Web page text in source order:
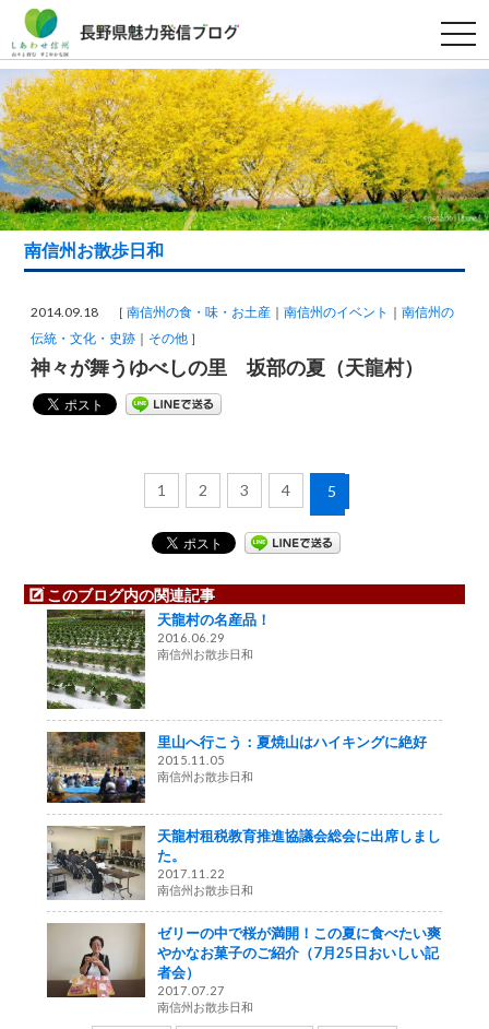
t
o
g
a
v
i
g
a
t
n
南信州お散歩日和
2014.09.18 ［南信州の食・味・お土産 南信州のイベント
南信州の
伝統・文化・史跡
その他 ］
神々が舞うゆべしの里 坂部の夏（天龍村）
1 2 3 4 5
このブログ内の関連記事
天龍村の名産品！
2016.06.29
南信州お散歩日和
里山へ行こう：夏焼山はハイキングに絶好
2015.11.05
南信州お散歩日和
天龍村租税教育推進協議会総会に出席しまし
た。
2017.11.22
南信州お散歩日和
ゼリーの中で桜が満開！この夏に食べたい爽
やかなお菓子のご紹介（7月25日おいしい記
者会）
2017.07.27
南信州お散歩日和